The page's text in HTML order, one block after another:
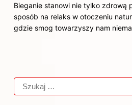
Bieganie stanowi nie tylko zdrową
sposób na relaks w otoczeniu
gdzie smog towarzyszy nam